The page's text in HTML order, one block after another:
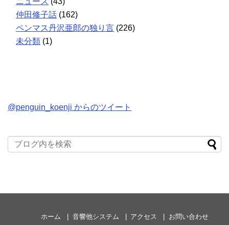
仲田修子話 (162)
ペンマス丹沢亜郎の独り言 (226)
未分類 (1)
@penguin_koenji からのツイート
ホーム 音響他システム アクセス お問い合わせ